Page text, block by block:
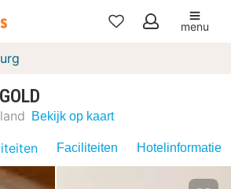
Mijn
menu
Bekijk op kaart
Faciliteiten Hotelinformatie